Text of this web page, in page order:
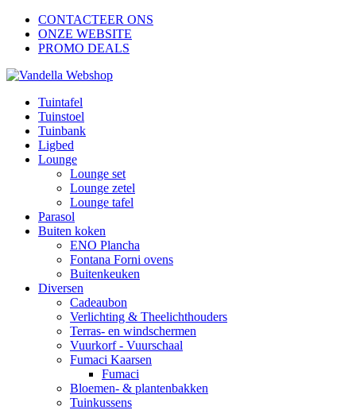
CONTACTEER ONS
ONZE WEBSITE
PROMO DEALS
Tuintafel
Tuinstoel
Tuinbank
Ligbed
Lounge
Lounge set
Lounge zetel
Lounge tafel
Parasol
Buiten koken
ENO Plancha
Fontana Forni ovens
Buitenkeuken
Diversen
Cadeaubon
Verlichting & Theelichthouders
Terras- en windschermen
Vuurkorf - Vuurschaal
Fumaci Kaarsen
Fumaci
Bloemen- & plantenbakken
Tuinkussens